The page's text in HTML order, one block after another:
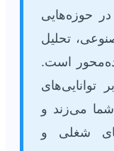
حوزه‌هایی
تحلیل
است.
توانایی‌های
می‌زند و
شغلی و